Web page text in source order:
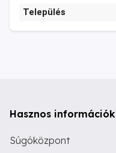
Település
Hasznos információk
Súgóközpont